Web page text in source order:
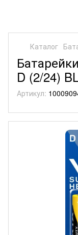
Каталог
D (2/24)
Артикул: